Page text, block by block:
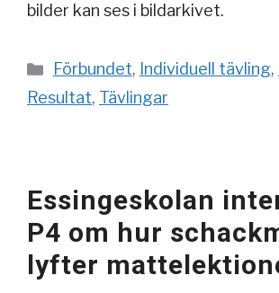
bilder kan ses i bildarkivet.
Kategorier
Förbundet, Individuell tävling,
Resultat, Tävlingar
Essingeskolan
P4 om hur
lyfter